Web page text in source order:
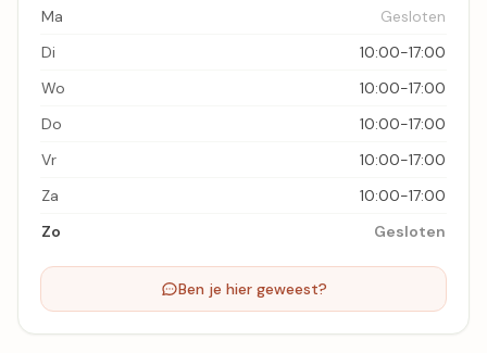
Ma
Gesloten
Di
10:00-17:00
Wo
10:00-17:00
Do
10:00-17:00
Vr
10:00-17:00
Za
10:00-17:00
Zo
Gesloten
Ben je hier geweest?